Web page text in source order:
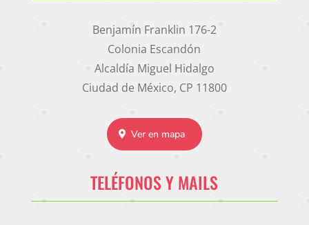
Benjamín Franklin 176-2
Colonia Escandón
Alcaldía Miguel Hidalgo
Ciudad de México, CP 11800
Ver en mapa
TELÉFONOS Y MAILS